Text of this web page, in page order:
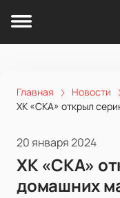
Главная
Новости
ХК «СКА» открыл
20 января 2024
ХК «СКА»
домашних